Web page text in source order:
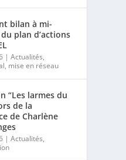
bilan à mi-
plan d’actions
|Actualités,
, mise en réseau
“Les larmes du
de la
de Charlène
|Actualités,